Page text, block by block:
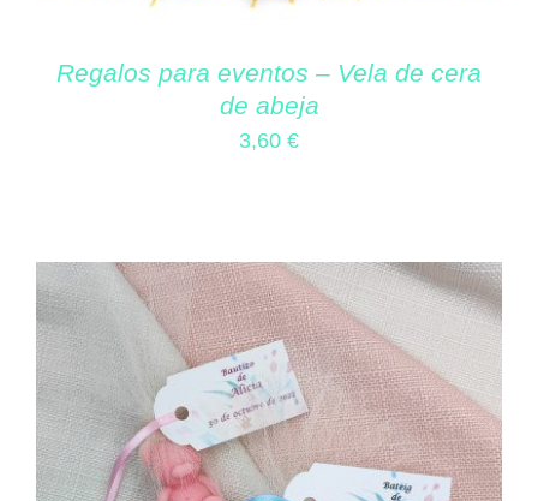
Regalos para eventos – Vela de cera
de abeja
3,60 €